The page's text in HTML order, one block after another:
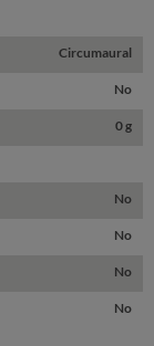
Circumaural
No
0 g
No
No
No
No